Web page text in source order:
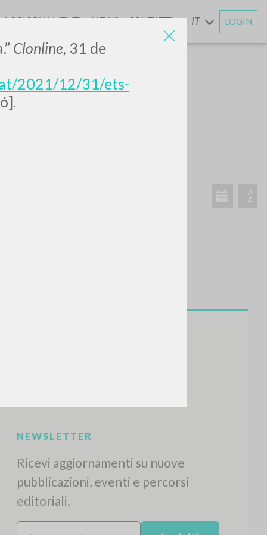
Clonline, 31 de
2021/12/31/ets-
AGGIORNAMENTIENEWS CONTATTI IT LOGIN
NEWSLETTER
Ricevi aggiornamenti su nuove